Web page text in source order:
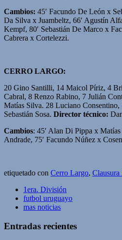
Cambios: 45′ Facundo De León x
Da Silva x Juambeltz, 66′ Agustín
Kempf, 80′ Sebastián De Marco x
Cabrera x Cortelezzi.
CERRO LARGO:
20 Gino Santilli, 14 Maicol Píriz, 4
Cabral, 8 Renzo Rabino, 7 Julián
Matías Silva. 28 Luciano
Sebastián Sosa. Director técnico:
Cambios: 45′ Alan Di Pippa x
Andrade, 75′ Facundo Núñez x
etiquetado con Cerro Largo, Clausura
1era. División
futbol uruguayo
mas noticias
Entradas recientes